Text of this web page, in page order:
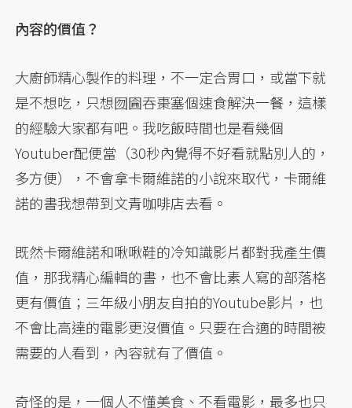
內容的價值？
大廚師精心製作的料理，不一定合胃口，或當下就
是不想吃，只想囫圇吞棗塞個速食解決一餐，這樣
的經驗大家都有吧。我吃飯時間也是看幾個
Youtuber配便當（30秒內覺得不好看就點別人的，
多方便），不會拿卡爾維諾的小說來取代，卡爾維
諾的書我想帶到文青咖啡店去看。
既然卡爾維諾和啾啾鞋的冷知識影片都對我產生價
值，那我精心編輯的書，也不會比素人寫的部落格
更有價值；三年級小朋友自拍的Youtube影片，也
不會比高達的電影更沒價值。只要在合適的時間被
需要的人看到，內容就有了價值。
奇怪的是，一個人不懂美食、不看電影，最多也只